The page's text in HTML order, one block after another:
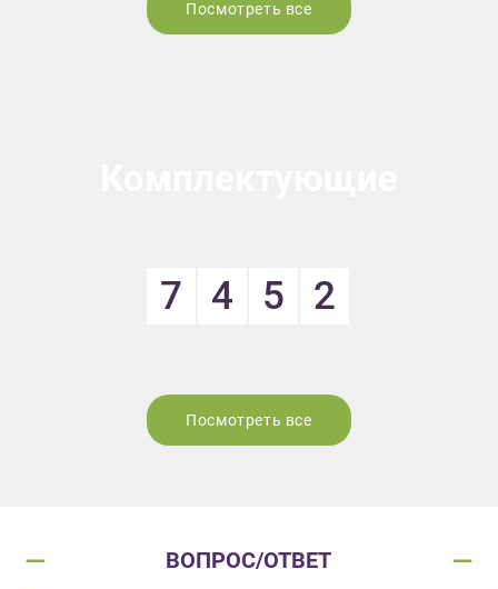
Посмотреть все
7 4 5 2
Посмотреть все
ВОПРОС/ОТВЕТ